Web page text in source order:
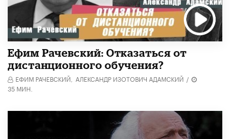
Ефим Рачевский: Отказаться от
дистанционного обучения?
ЕФИМ РАЧЕВСКИЙ, АЛЕКСАНДР ИЗОТОВИЧ АДАМСКИЙ /
35 МИН.